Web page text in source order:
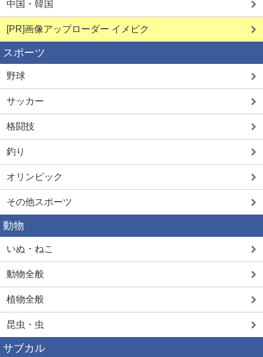
中国・韓国
[PR]画像アップローダー イメピク
スポーツ
野球
サッカー
格闘技
釣り
オリンピック
その他スポーツ
動物
いぬ・ねこ
動物全般
植物全般
昆虫・虫
サブカル